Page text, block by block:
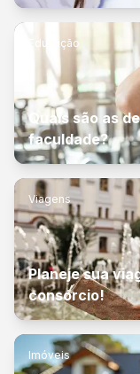
Educação
Quais são as
faculdade?
Viagens
Planeje sua
consórcio!
Imóveis